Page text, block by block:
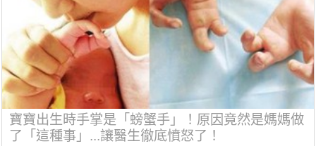
寶寶出生時手掌是「螃蟹手」！原因竟然是媽媽做
了「這種事」...讓醫生徹底憤怒了！